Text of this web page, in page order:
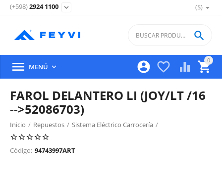
($)
(+598)2924 1100 expand_more
0

 


 MENÚ 
FAROL DELANTERO LI (JOY/LT /16
-->52086703)
Inicio / Repuestos / Sistema Eléctrico Carrocería /
Iluminacion Exterior Delantera
Código: 94743997ART